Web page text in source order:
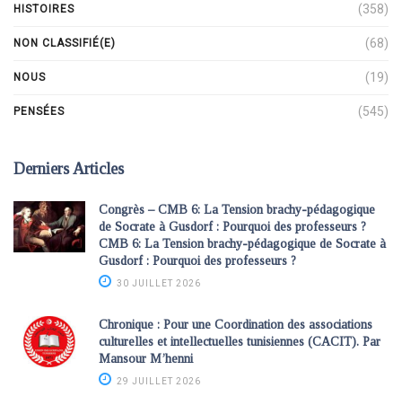
HISTOIRES (358)
NON CLASSIFIÉ(E) (68)
NOUS (19)
PENSÉES (545)
Derniers Articles
Congrès – CMB 6: La Tension brachy-pédagogique
de Socrate à Gusdorf : Pourquoi des professeurs ?
CMB 6: La Tension brachy-pédagogique de Socrate à
Gusdorf : Pourquoi des professeurs ?
30 JUILLET 2026
Chronique : Pour une Coordination des associations
culturelles et intellectuelles tunisiennes (CACIT). Par
Mansour M’henni
29 JUILLET 2026